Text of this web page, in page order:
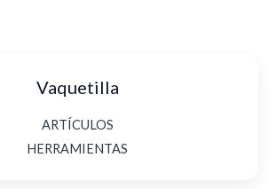
Vaquetilla
ARTÍCULOS
HERRAMIENTAS